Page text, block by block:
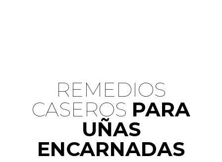
REMEDIOS
CASEROS​ PARA
UÑAS
ENCARNADAS